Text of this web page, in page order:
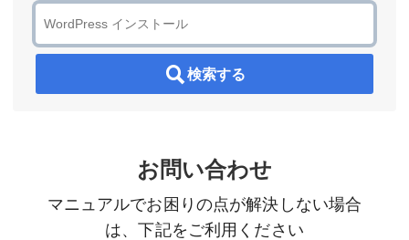
検索する
お問い合わせ
マニュアルでお困りの点が解決しない場合
は、下記をご利用ください